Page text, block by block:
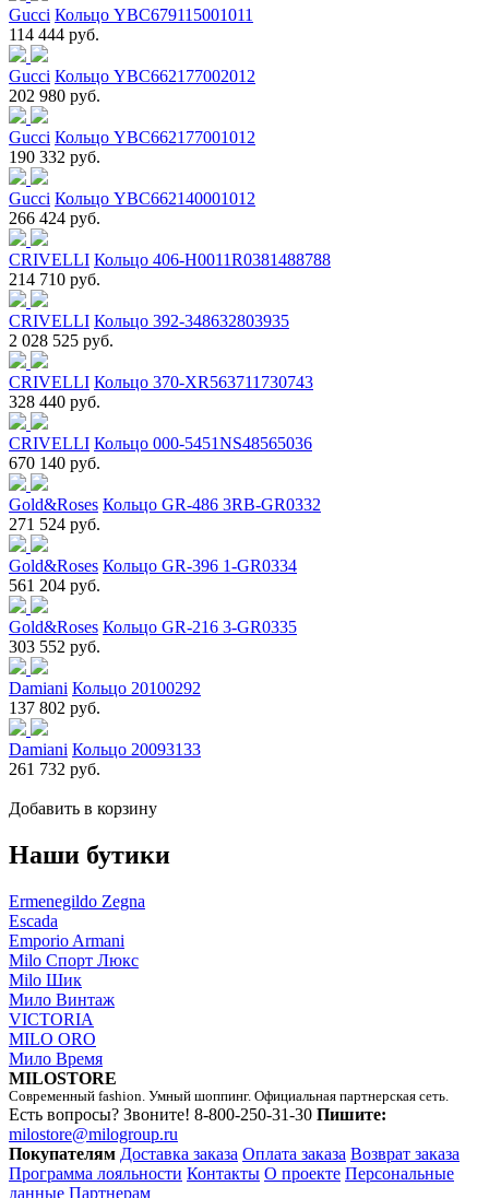
Gucci Кольцо YBC679115001011
114 444 руб.
Gucci Кольцо YBC662177002012
202 980 руб.
Gucci Кольцо YBC662177001012
190 332 руб.
Gucci Кольцо YBC662140001012
266 424 руб.
CRIVELLI Кольцо 406-H0011R0381488788
214 710 руб.
CRIVELLI Кольцо 392-348632803935
2 028 525 руб.
CRIVELLI Кольцо 370-XR563711730743
328 440 руб.
CRIVELLI Кольцо 000-5451NS48565036
670 140 руб.
Gold&Roses Кольцо GR-486 3RB-GR0332
271 524 руб.
Gold&Roses Кольцо GR-396 1-GR0334
561 204 руб.
Gold&Roses Кольцо GR-216 3-GR0335
303 552 руб.
Damiani Кольцо 20100292
137 802 руб.
Damiani Кольцо 20093133
261 732 руб.
Добавить в корзину
Наши бутики
Ermenegildo Zegna
Escada
Emporio Armani
Milo Спорт Люкс
Milo Шик
Мило Винтаж
VICTORIA
MILO ORO
Мило Время
MILOSTORE
Современный fashion. Умный шоппинг. Официальная партнерская сеть.
Есть вопросы? Звоните! 8-800-250-31-30 Пишите:
milostore@milogroup.ru
Покупателям Доставка заказа Оплата заказа Возврат заказа
Программа лояльности Контакты О проекте Персональные
данные Партнерам